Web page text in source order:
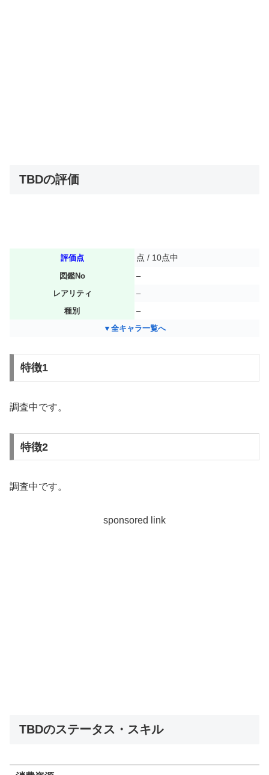
TBDの評価
評価点 点 / 10点中
図鑑No
–
レアリティ
–
種別
–
▼全キャラ一覧へ
特徴1
調査中です。
特徴2
調査中です。
sponsored link
TBDのステータス・スキル